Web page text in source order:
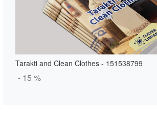
Tarakti and Clean Clothes - 151538799
- 15 %